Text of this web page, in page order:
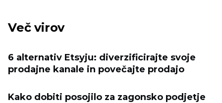
Več virov
6 alternativ Etsyju: diverzificirajte svoje
prodajne kanale in povečajte prodajo
Kako dobiti posojilo za zagonsko podjetje